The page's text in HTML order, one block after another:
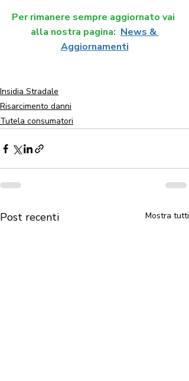
Per rimanere sempre aggiornato vai
alla nostra pagina: News &
Aggiornamenti
Insidia Stradale
Risarcimento danni
Tutela consumatori
Post recenti Mostra tutti